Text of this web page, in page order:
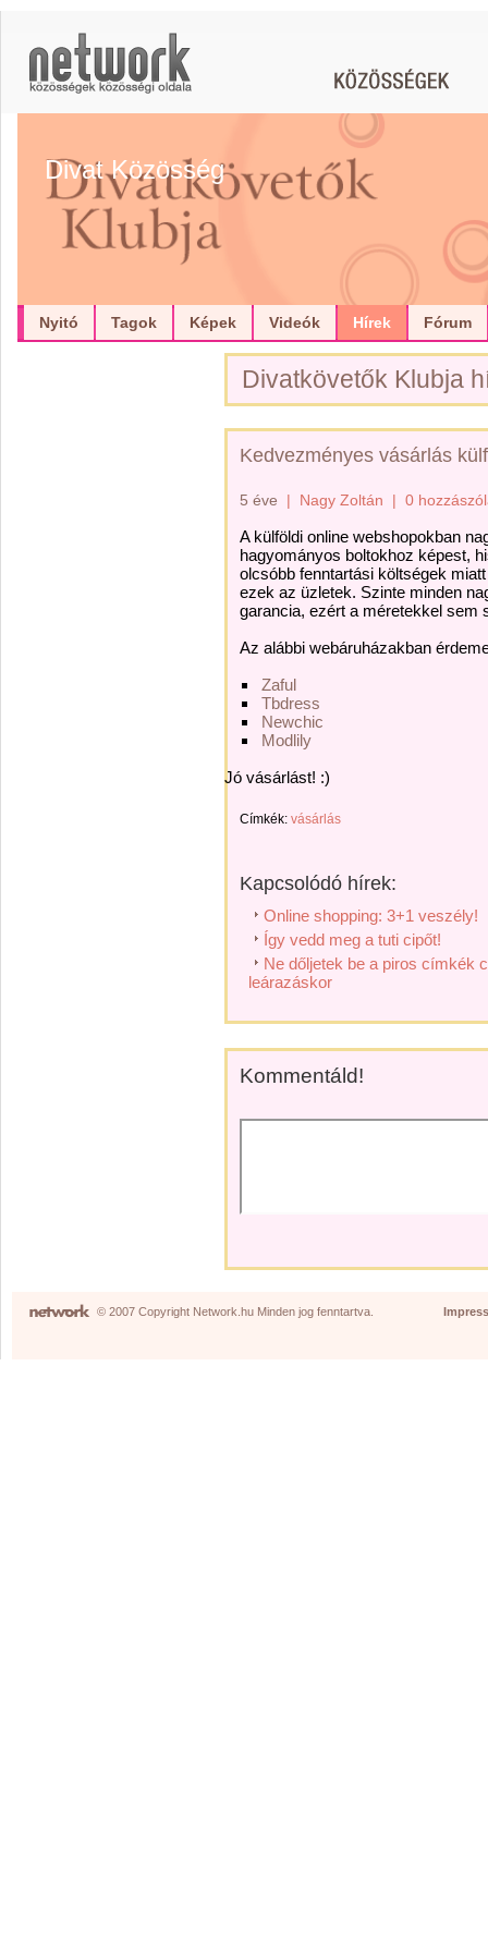
Divat Közösség
Nyitó Tagok Képek Videók Hírek Fórum
Divatkövetők Klubja
Kedvezményes vásárlás
5 éve | Nagy Zoltán | 0
A külföldi online webshopokban
hagyományos boltokhoz képest,
olcsóbb fenntartási költségek
ezek az üzletek. Szinte minden
garancia, ezért a méretekkel sem
Az alábbi webáruházakban
Zaful
Tbdress
Newchic
Modlily
Jó vásárlást! :)
Címkék: vásárlás
Kapcsolódó hírek:
Online shopping: 3+1 veszély!
Így vedd meg a tuti cipőt!
Ne dőljetek be a piros címkék
leárazáskor
Kommentáld!
© 2007 Copyright Network.hu Minden jog fenntartva.